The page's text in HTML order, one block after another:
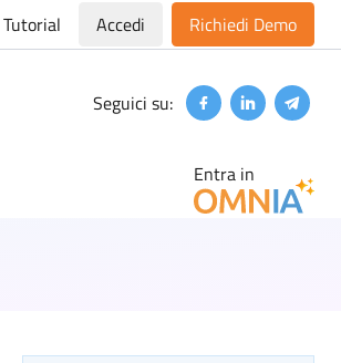
Tutorial Accedi Richiedi Demo
Seguici su: FacebookLinkedin
Entra in